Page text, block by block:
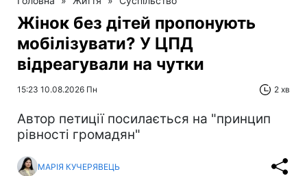
Жінок без дітей пропонують
мобілізувати? У ЦПД
відреагували на чутки
15:23 10.08.2026 Пн 2 хв
Автор петиції посилається на "принцип
рівності громадян"
МАРІЯ КУЧЕРЯВЕЦЬ